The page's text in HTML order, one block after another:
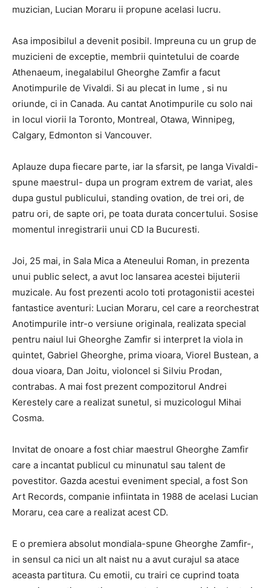
muzician, Lucian Moraru ii propune acelasi lucru.
Asa imposibilul a devenit posibil. Impreuna cu un grup de
muzicieni de exceptie, membrii quintetului de coarde
Athenaeum, inegalabilul Gheorghe Zamfir a facut
Anotimpurile de Vivaldi. Si au plecat in lume , si nu
oriunde, ci in Canada. Au cantat Anotimpurile cu solo nai
in locul viorii la Toronto, Montreal, Otawa, Winnipeg,
Calgary, Edmonton si Vancouver.
Aplauze dupa fiecare parte, iar la sfarsit, pe langa Vivaldi-
spune maestrul- dupa un program extrem de variat, ales
dupa gustul publicului, standing ovation, de trei ori, de
patru ori, de sapte ori, pe toata durata concertului. Sosise
momentul inregistrarii unui CD la Bucuresti.
Joi, 25 mai, in Sala Mica a Ateneului Roman, in prezenta
unui public select, a avut loc lansarea acestei bijuterii
muzicale. Au fost prezenti acolo toti protagonistii acestei
fantastice aventuri: Lucian Moraru, cel care a reorchestrat
Anotimpurile intr-o versiune originala, realizata special
pentru naiul lui Gheorghe Zamfir si interpret la viola in
quintet, Gabriel Gheorghe, prima vioara, Viorel Bustean, a
doua vioara, Dan Joitu, violoncel si Silviu Prodan,
contrabas. A mai fost prezent compozitorul Andrei
Kerestely care a realizat sunetul, si muzicologul Mihai
Cosma.
Invitat de onoare a fost chiar maestrul Gheorghe Zamfir
care a incantat publicul cu minunatul sau talent de
povestitor. Gazda acestui eveniment special, a fost Son
Art Records, companie infiintata in 1988 de acelasi Lucian
Moraru, cea care a realizat acest CD.
E o premiera absolut mondiala-spune Gheorghe Zamfir-,
in sensul ca nici un alt naist nu a avut curajul sa atace
aceasta partitura. Cu emotii, cu trairi ce cuprind toata